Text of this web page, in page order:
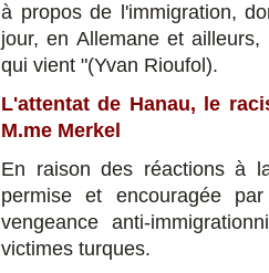
à propos de l'immigration,
jour, en Allemane et
qui vient "(Yvan Rioufol).
L'attentat de Hanau, le
M.me Merkel
En raison des réactions à
permise et encouragée
vengeance anti-
victimes turques.